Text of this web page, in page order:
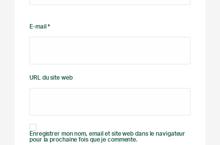
E-mail *
URL du site web
Enregistrer mon nom, email et site web dans le navigateur
pour la prochaine fois que je commente.